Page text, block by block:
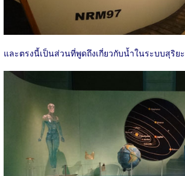
และตรงนี้เป็นส่วนที่พูดถึงเกี่ยวกับน้ำในระบบสุริยะ